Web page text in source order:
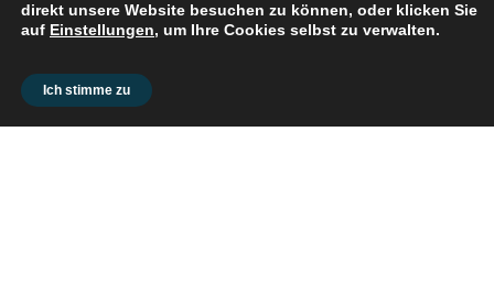
direkt unsere Website besuchen zu können, oder klicken Sie
auf Einstellungen, um Ihre Cookies selbst zu verwalten.
Ich stimme zu